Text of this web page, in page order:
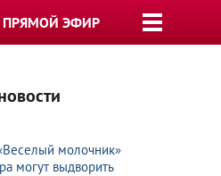
ПРЯМОЙ ЭФИР
молочник»
могут выдворить